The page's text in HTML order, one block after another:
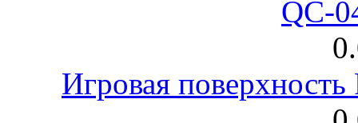
QC-
Игровая